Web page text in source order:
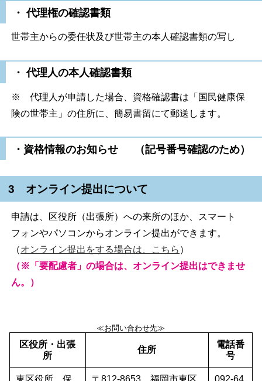
・ 代理権の確認書類
世帯主からの委任状及び世帯主の本人確認書類の写し
・ 代理人の本人確認書類
※ 代理人が申請した場合、資格確認書は「国民健康保
険の世帯主」の住所に、簡易書留にて郵送します。
・資格情報のお知らせ （記号番号確認のため）
3 オンライン提出について
申請は、区役所（出張所）への来所のほか、スマート
フォンやパソコンからオンライン提出ができます。
（オンライン提出をする場合は、こちら ）
（※「要配慮者」の場合は、オンライン提出はできませ
ん。）
≪お問い合わせ先≫
区役所・出張
所
住所
電話番
号
東区役所 保
〒812-8653 福岡市東区
092-64